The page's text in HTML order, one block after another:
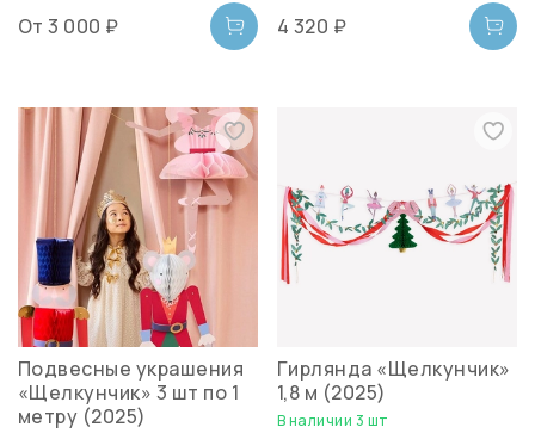
От 3 000 ₽ 4 320 ₽
Подвесные украшения
«Щелкунчик» 3 шт по 1
метру (2025)
Гирлянда «Щелкунчик»
1,8 м (2025)
В наличии 3 шт